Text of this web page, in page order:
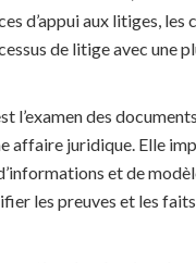
d’appui aux litiges, les
de litige avec une
l’examen des
affaire juridique. Elle
et de
les preuves et les